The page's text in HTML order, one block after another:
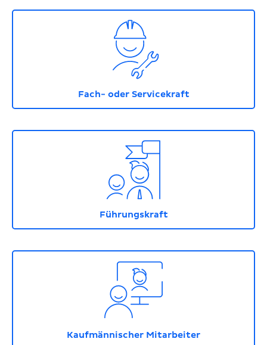
Fach- oder Servicekraft
Führungskraft
Kaufmännischer Mitarbeiter